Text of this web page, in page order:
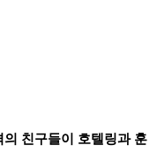
친구들이 호텔링과 훈